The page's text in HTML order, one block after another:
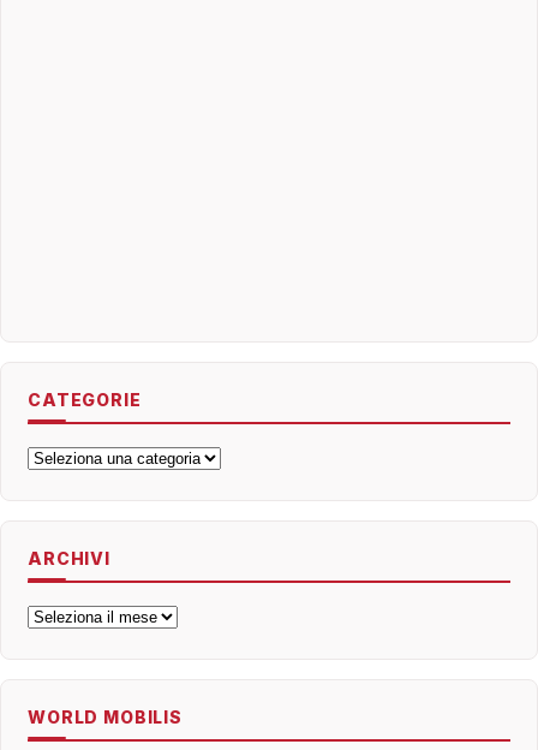
CATEGORIE
Categorie
ARCHIVI
Archivi
WORLD MOBILIS